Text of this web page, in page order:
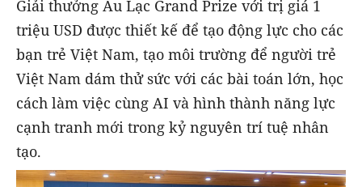
Giải thưởng Âu Lạc Grand Prize với trị giá 1
triệu USD được thiết kế để tạo động lực cho các
bạn trẻ Việt Nam, tạo môi trường để người trẻ
Việt Nam dám thử sức với các bài toán lớn, học
cách làm việc cùng AI và hình thành năng lực
cạnh tranh mới trong kỷ nguyên trí tuệ nhân
tạo.